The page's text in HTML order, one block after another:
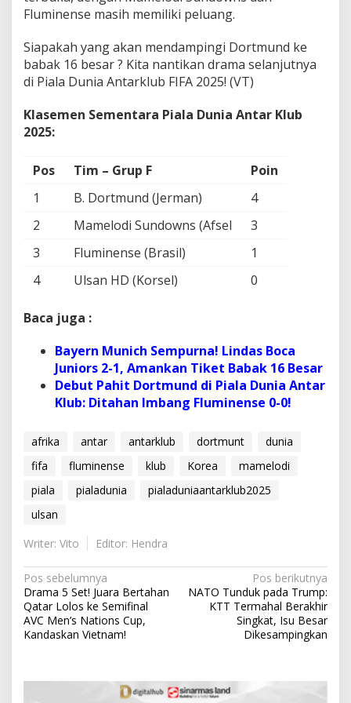
Fluminense masih memiliki peluang.
Siapakah yang akan mendampingi Dortmund ke
babak 16 besar ? Kita nantikan drama selanjutnya
di Piala Dunia Antarklub FIFA 2025! (VT)
Klasemen Sementara Piala Dunia Antar Klub
2025:
Pos Tim – Grup F
Poin
1
B. Dortmund (Jerman)
4
2
Mamelodi Sundowns (Afsel
3
3
Fluminense (Brasil)
1
4
Ulsan HD (Korsel) 0
Baca juga :
Bayern Munich Sempurna! Lindas Boca
Juniors 2-1, Amankan Tiket Babak 16 Besar
Debut Pahit Dortmund di Piala Dunia Antar
Klub: Ditahan Imbang Fluminense 0-0!
afrika antar antarklub dortmunt
dunia
fifa
fluminense klub Korea
mamelodi
piala
pialadunia
pialaduniaantarklub2025
ulsan
Writer: Vito
Editor: Hendra
N
a
v
Pos sebelumnya
Drama 5 Set! Juara Bertahan
Qatar Lolos ke Semifinal
AVC Men’s Nations Cup,
Kandaskan Vietnam!
Pos berikutnya
NATO Tunduk pada Trump:
KTT Termahal Berakhir
Singkat, Isu Besar
Dikesampingkan